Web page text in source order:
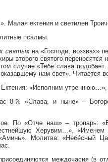
Малая ектения и светилен
псалмы.
святыхна «Господи, воззвах»
второго святого
случае «Тебе слава
нам свет». Читается
«Исполним утреннюю…»,
8-й. «Слава, и ныне» –
По «Отче наш» – тропарь:
Херувим…», «Именем
Молитва: «Небе́сный
междочасия (в